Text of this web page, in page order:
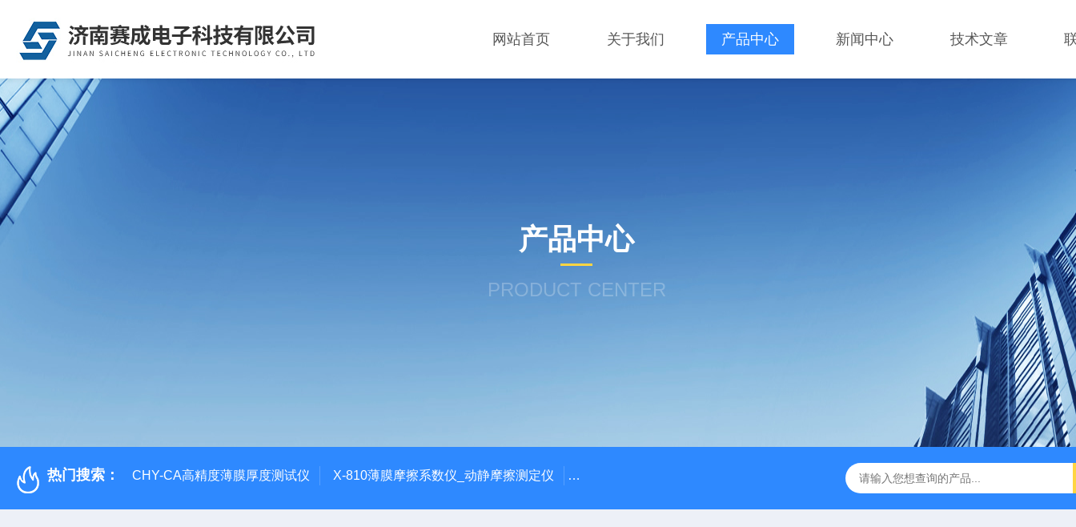
网站首页 关于我们 产品中心 新闻中心 技术文章
产品中心
PRODUCT CENTER
热门搜索： CHY-CA高精度薄膜厚度测试仪 X-810薄膜摩擦系数仪_动静摩擦测定仪 SCK-H玻璃瓶耐热冲击检测仪 赛成仪器 密封测漏仪 密封检测设备